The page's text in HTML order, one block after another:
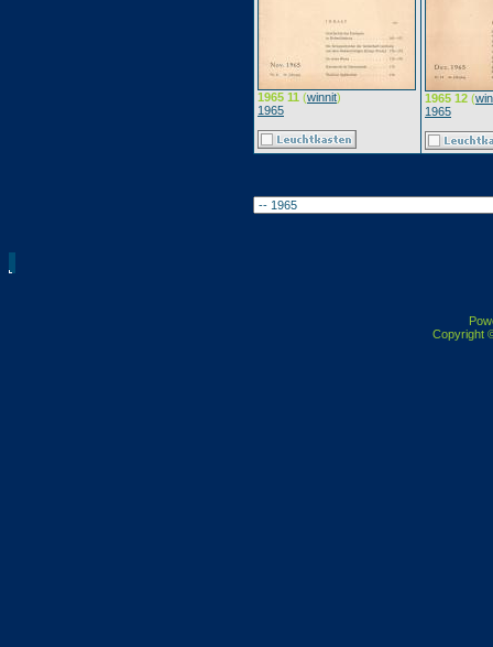
1965 11 (winnit)
1965
1965 12 (
1965
Copyright